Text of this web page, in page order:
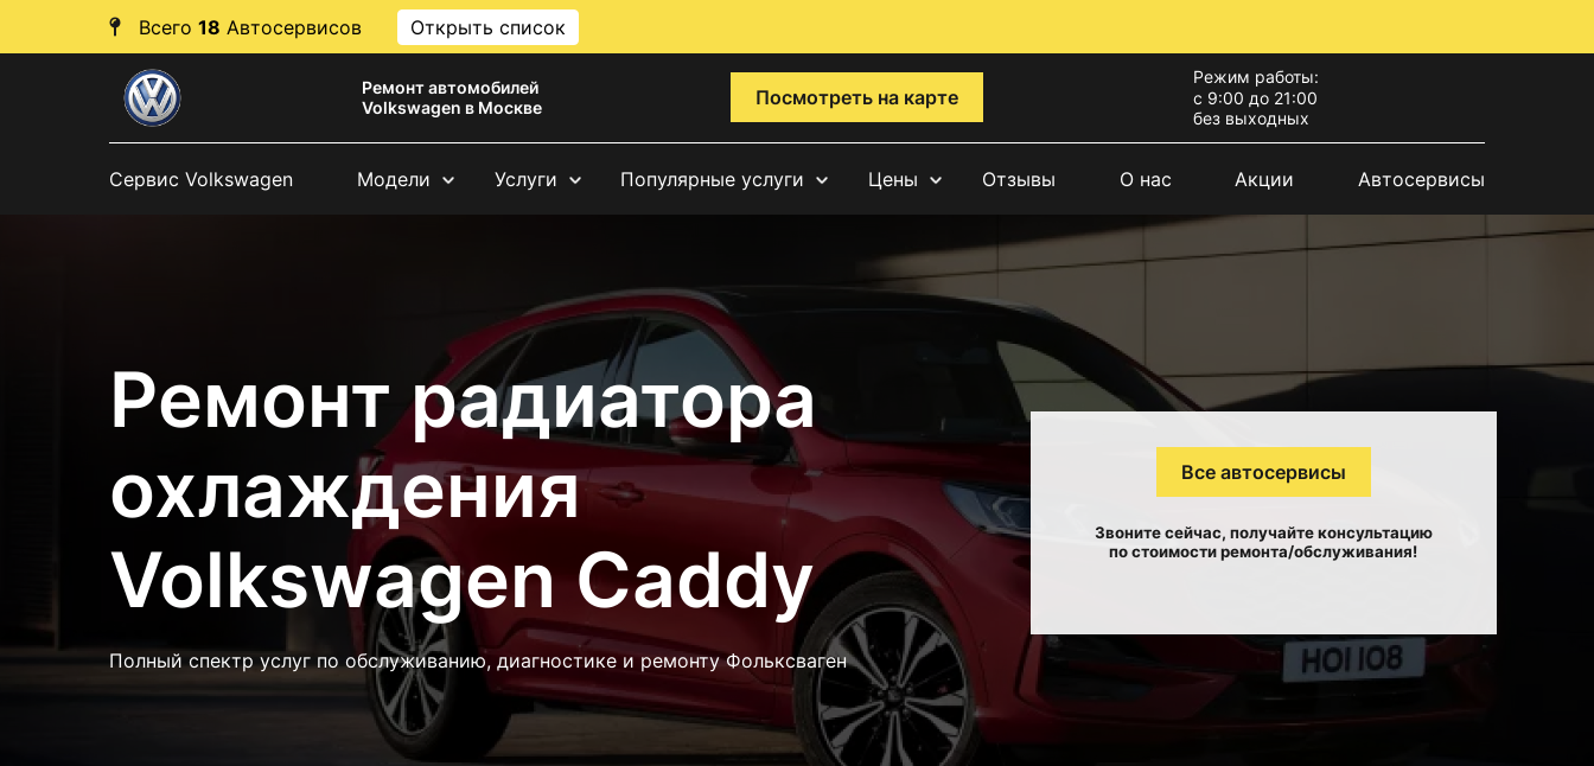
Всего 18 Автосервисов Открыть список
Ремонт автомобилей
Volkswagen в Москве
Посмотреть на карте
Режим работы:
с 9:00 до 21:00
без выходных
Сервис Volkswagen Модели Услуги Популярные услуги Цены Отзывы О нас Акции Автосервисы
Ремонт радиатора
охлаждения
Volkswagen Caddy
Полный спектр услуг по обслуживанию, диагностике и ремонту Фольксваген
Все автосервисы
Звоните сейчас, получайте консультацию
по стоимости ремонта/обслуживания!